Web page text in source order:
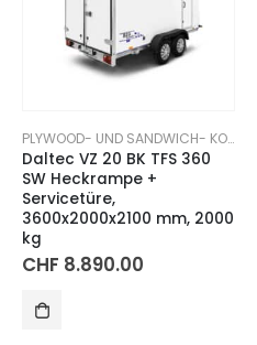
PLYWOOD- UND SANDWICH- KOFFERANHÄNGER
Daltec VZ 20 BK TFS 360
SW Heckrampe +
Servicetüre,
3600x2000x2100 mm, 2000
kg
CHF 8.890.00